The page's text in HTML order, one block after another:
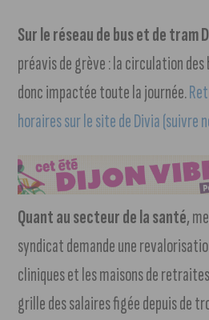
Sur le réseau de bus et de tram
préavis de grève : la circulation
donc impactée toute la journée.
horaires sur le site de Divia (suivre
Quant au secteur de la santé,
syndicat demande une
cliniques et les maisons de
grille des salaires figée depuis de